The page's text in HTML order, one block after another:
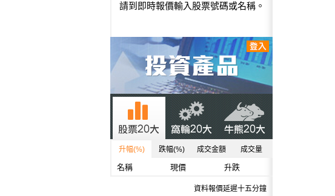
請到即時報價輸入股票號碼或名稱。
升幅(%) 跌幅(%) 成交金額 成交量
名稱 現價 升跌
資料報價延遲十五分鐘